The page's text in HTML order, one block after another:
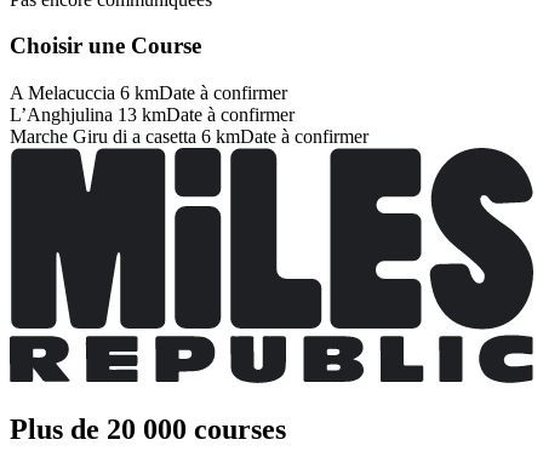
Choisir une Course
A Melacuccia 6 kmDate à confirmer
L’Anghjulina 13 kmDate à confirmer
Marche Giru di a casetta 6 kmDate à confirmer
Plus de 20 000 courses